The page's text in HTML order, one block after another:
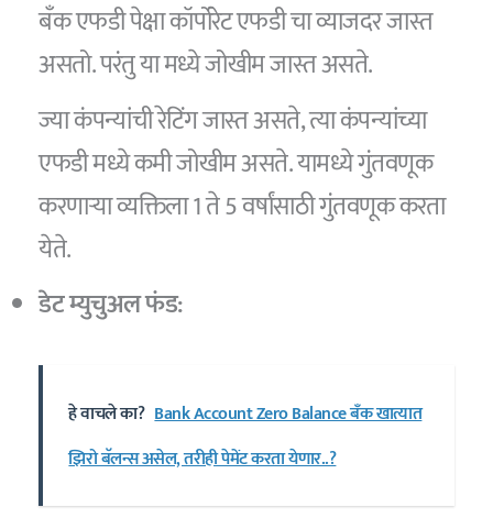
बँक एफडी पेक्षा कॉर्पोरेट एफडी चा व्याजदर जास्त
असतो. परंतु या मध्ये जोखीम जास्त असते.
ज्या कंपन्यांची रेटिंग जास्त असते, त्या कंपन्यांच्या
एफडी मध्ये कमी जोखीम असते. यामध्ये गुंतवणूक
करणाऱ्या व्यक्तिला 1 ते 5 वर्षांसाठी गुंतवणूक करता
येते.
डेट म्युचुअल फंड:
हे वाचले का? Bank Account Zero Balance बँक खात्यात
झिरो बॅलन्स असेल, तरीही पेमेंट करता येणार..?